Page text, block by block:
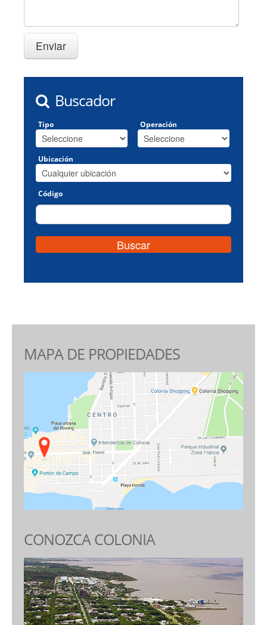
Buscador
Tipo Operación
Ubicación
Código
MAPA DE PROPIEDADES
CONOZCA COLONIA